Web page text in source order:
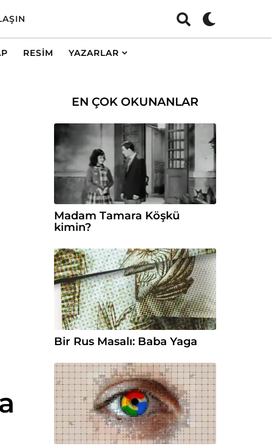
RESIM YAZARLAR
EN ÇOK OKUNANLAR
Madam Tamara Köşkü
kimin?
Bir Rus Masalı: Baba Yaga